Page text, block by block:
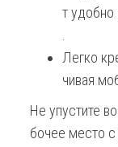
т удобно
Легко
чивая
Не упустите
бочее место